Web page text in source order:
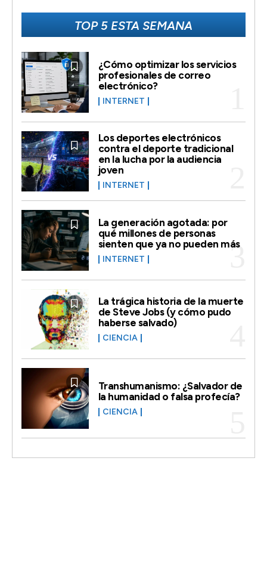
TOP 5 ESTA SEMANA
¿Cómo optimizar los servicios
profesionales de correo
electrónico?
INTERNET
Los deportes electrónicos
contra el deporte tradicional
en la lucha por la audiencia
joven
INTERNET
La generación agotada: por
qué millones de personas
sienten que ya no pueden más
INTERNET
La trágica historia de la muerte
de Steve Jobs (y cómo pudo
haberse salvado)
CIENCIA
Transhumanismo: ¿Salvador de
la humanidad o falsa profecía?
CIENCIA